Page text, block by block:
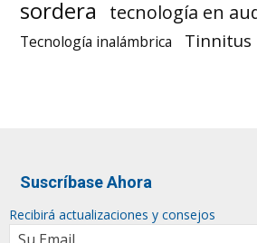
sordera tecnología en
Tecnología inalámbrica Tinnitus
Suscríbase Ahora
Recibirá actualizaciones y consejos